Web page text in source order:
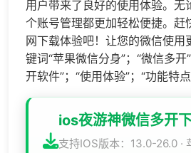
用户带来了良好的使用体验。无
个账号管理都更加轻松便捷。赶
网下载体验吧！让您的微信使用
键词“苹果微信分身”；“微信多开
开软件”；“使用体验”；“功能特点
ios夜游神微信多开
支持IOS版本：13.0-26.0 ·